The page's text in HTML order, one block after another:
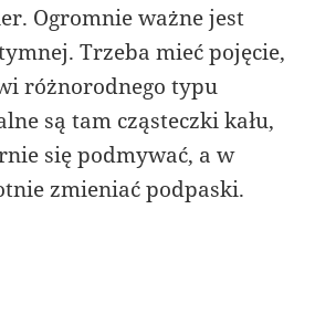
Ogromnie ważne jest
Trzeba mieć pojęcie,
różnorodnego typu
są tam cząsteczki kału,
się podmywać, a w
zmieniać podpaski.